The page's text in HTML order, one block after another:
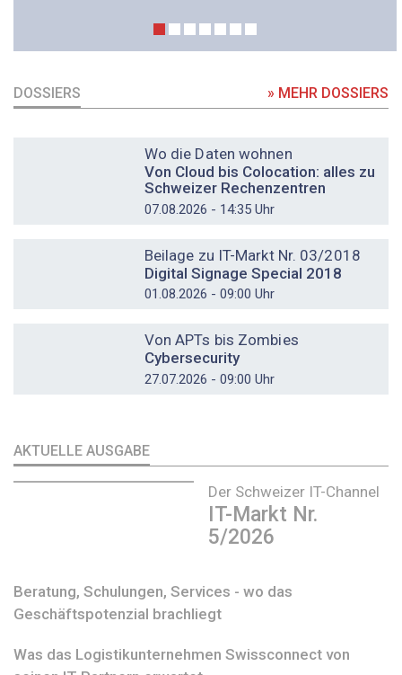
DOSSIERS » MEHR DOSSIERS
Wo die Daten wohnen
Von Cloud bis Colocation: alles zu
Schweizer Rechenzentren
07.08.2026 - 14:35 Uhr
Beilage zu IT-Markt Nr. 03/2018
Digital Signage Special 2018
01.08.2026 - 09:00 Uhr
Von APTs bis Zombies
Cybersecurity
27.07.2026 - 09:00 Uhr
AKTUELLE AUSGABE
Der Schweizer IT-Channel
IT-Markt Nr.
5/2026
Beratung, Schulungen, Services - wo das
Geschäftspotenzial brachliegt
Was das Logistikunternehmen Swissconnect von